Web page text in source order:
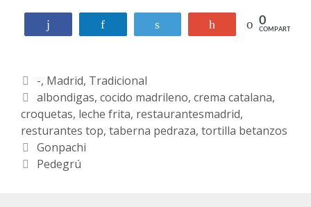
Compartir Compartir 0
COMPARTIR
C
a
t
e
g
o
-, Madrid, Tradicional
E
t
i
q
u
albondigas, cocido madrileno, crema catalana,
croquetas, leche frita, restaurantesmadrid,
resturantes top, taberna pedraza, tortilla betanzos
N
a
Gonpachi
Pedegrú